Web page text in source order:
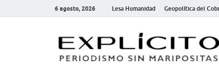
6 agosto, 2026 Lesa Humanidad Geopolítica del